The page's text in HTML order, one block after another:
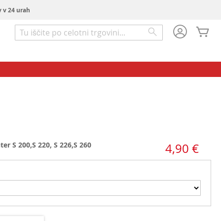
24 urah
Iskanje
4,90 €
S 200,S 220, S 226,S 260